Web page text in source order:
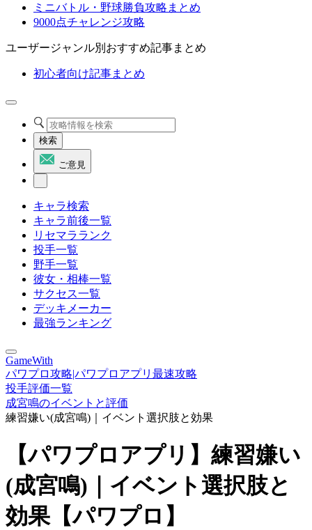
ミニバトル・野球勝負攻略まとめ
9000点チャレンジ攻略
ユーザージャンル別おすすめ記事まとめ
初心者向け記事まとめ
検索
ご意見
キャラ検索
キャラ前後一覧
リセマラランク
投手一覧
野手一覧
彼女・相棒一覧
サクセス一覧
デッキメーカー
最強ランキング
GameWith
パワプロ攻略|パワプロアプリ最速攻略
投手評価一覧
成宮鳴のイベントと評価
練習嫌い(成宮鳴)｜イベント選択肢と効果
【パワプロアプリ】練習嫌い
(成宮鳴)｜イベント選択肢と
効果【パワプロ】